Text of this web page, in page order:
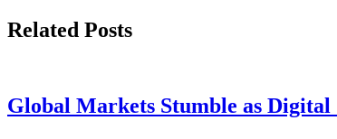
Related Posts
Global Markets Stumble as